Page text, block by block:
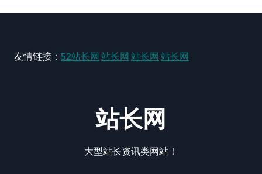
友情链接： 52站长网 站长网 站长网 站长网
站长网
大型站长资讯类网站！